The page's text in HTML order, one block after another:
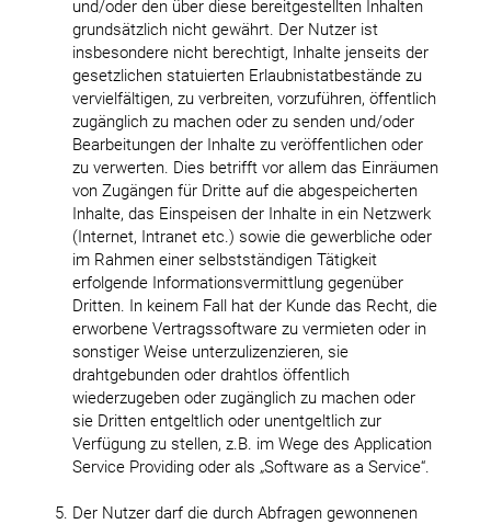
und/oder den über diese bereitgestellten Inhalten
grundsätzlich nicht gewährt. Der Nutzer ist
insbesondere nicht berechtigt, Inhalte jenseits der
gesetzlichen statuierten Erlaubnistatbestände zu
vervielfältigen, zu verbreiten, vorzuführen, öffentlich
zugänglich zu machen oder zu senden und/oder
Bearbeitungen der Inhalte zu veröffentlichen oder
zu verwerten. Dies betrifft vor allem das Einräumen
von Zugängen für Dritte auf die abgespeicherten
Inhalte, das Einspeisen der Inhalte in ein Netzwerk
(Internet, Intranet etc.) sowie die gewerbliche oder
im Rahmen einer selbstständigen Tätigkeit
erfolgende Informationsvermittlung gegenüber
Dritten. In keinem Fall hat der Kunde das Recht, die
erworbene Vertragssoftware zu vermieten oder in
sonstiger Weise unterzulizenzieren, sie
drahtgebunden oder drahtlos öffentlich
wiederzugeben oder zugänglich zu machen oder
sie Dritten entgeltlich oder unentgeltlich zur
Verfügung zu stellen, z.B. im Wege des Application
Service Providing oder als „Software as a Service“.
Der Nutzer darf die durch Abfragen gewonnenen